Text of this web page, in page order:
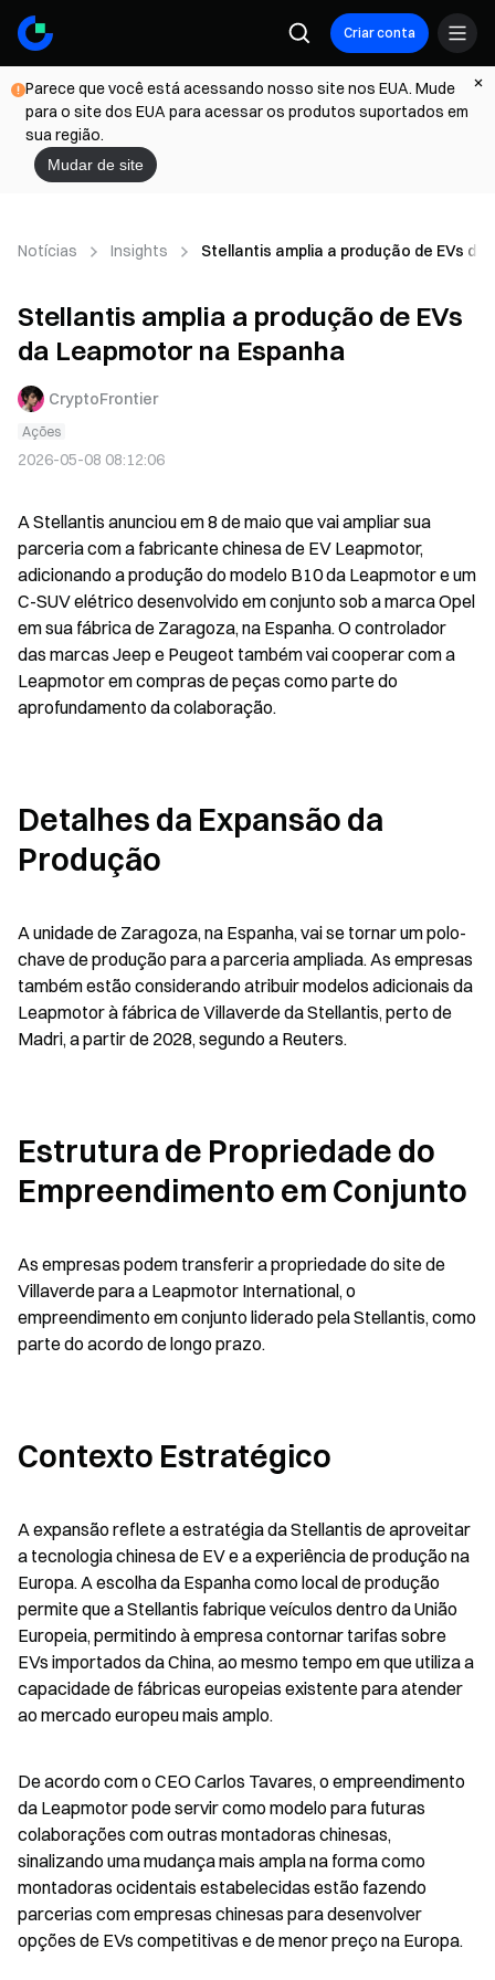
Criar conta
Parece que você está acessando nosso site nos EUA. Mude
para o site dos EUA para acessar os produtos suportados em
sua região.
Mudar de site
Notícias Insights Stellantis amplia a produção de EVs da
Stellantis amplia a produção de EVs
da Leapmotor na Espanha
CryptoFrontier
Ações
2026-05-08 08:12:06
A Stellantis anunciou em 8 de maio que vai ampliar sua
parceria com a fabricante chinesa de EV Leapmotor,
adicionando a produção do modelo B10 da Leapmotor e um
C-SUV elétrico desenvolvido em conjunto sob a marca Opel
em sua fábrica de Zaragoza, na Espanha. O controlador
das marcas Jeep e Peugeot também vai cooperar com a
Leapmotor em compras de peças como parte do
aprofundamento da colaboração.
Detalhes da Expansão da
Produção
A unidade de Zaragoza, na Espanha, vai se tornar um polo-
chave de produção para a parceria ampliada. As empresas
também estão considerando atribuir modelos adicionais da
Leapmotor à fábrica de Villaverde da Stellantis, perto de
Madri, a partir de 2028, segundo a Reuters.
Estrutura de Propriedade do
Empreendimento em Conjunto
As empresas podem transferir a propriedade do site de
Villaverde para a Leapmotor International, o
empreendimento em conjunto liderado pela Stellantis, como
parte do acordo de longo prazo.
Contexto Estratégico
A expansão reflete a estratégia da Stellantis de aproveitar
a tecnologia chinesa de EV e a experiência de produção na
Europa. A escolha da Espanha como local de produção
permite que a Stellantis fabrique veículos dentro da União
Europeia, permitindo à empresa contornar tarifas sobre
EVs importados da China, ao mesmo tempo em que utiliza a
capacidade de fábricas europeias existente para atender
ao mercado europeu mais amplo.
De acordo com o CEO Carlos Tavares, o empreendimento
da Leapmotor pode servir como modelo para futuras
colaborações com outras montadoras chinesas,
sinalizando uma mudança mais ampla na forma como
montadoras ocidentais estabelecidas estão fazendo
parcerias com empresas chinesas para desenvolver
opções de EVs competitivas e de menor preço na Europa.